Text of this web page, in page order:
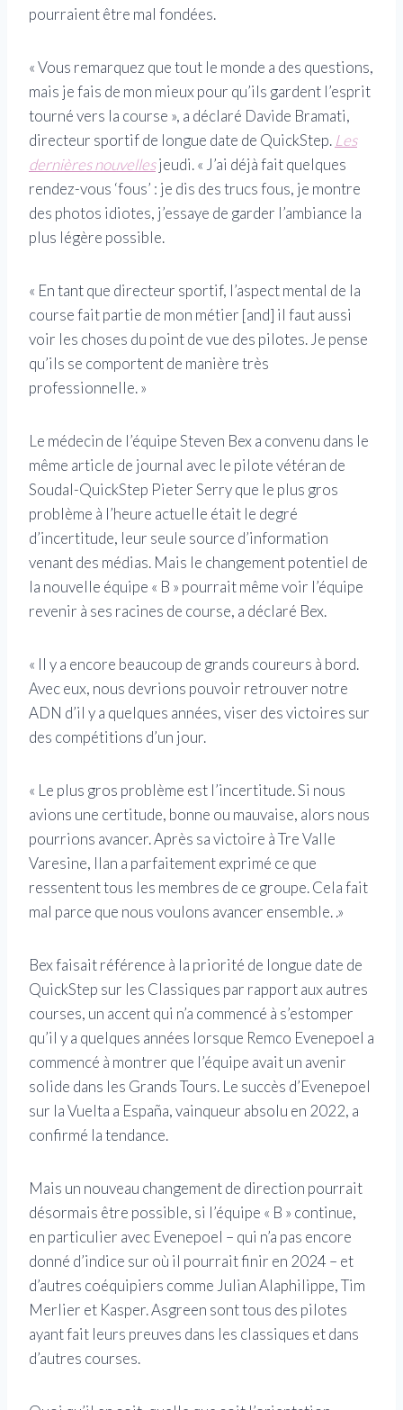
pourraient être mal fondées.
« Vous remarquez que tout le monde a des questions,
mais je fais de mon mieux pour qu’ils gardent l’esprit
tourné vers la course », a déclaré Davide Bramati,
directeur sportif de longue date de QuickStep. Les
dernières nouvellesjeudi. « J’ai déjà fait quelques
rendez-vous ‘fous’ : je dis des trucs fous, je montre
des photos idiotes, j’essaye de garder l’ambiance la
plus légère possible.
« En tant que directeur sportif, l’aspect mental de la
course fait partie de mon métier [and] il faut aussi
voir les choses du point de vue des pilotes. Je pense
qu’ils se comportent de manière très
professionnelle. »
Le médecin de l’équipe Steven Bex a convenu dans le
même article de journal avec le pilote vétéran de
Soudal-QuickStep Pieter Serry que le plus gros
problème à l’heure actuelle était le degré
d’incertitude, leur seule source d’information
venant des médias. Mais le changement potentiel de
la nouvelle équipe « B » pourrait même voir l’équipe
revenir à ses racines de course, a déclaré Bex.
« Il y a encore beaucoup de grands coureurs à bord.
Avec eux, nous devrions pouvoir retrouver notre
ADN d’il y a quelques années, viser des victoires sur
des compétitions d’un jour.
« Le plus gros problème est l’incertitude. Si nous
avions une certitude, bonne ou mauvaise, alors nous
pourrions avancer. Après sa victoire à Tre Valle
Varesine, Ilan a parfaitement exprimé ce que
ressentent tous les membres de ce groupe. Cela fait
mal parce que nous voulons avancer ensemble. .»
Bex faisait référence à la priorité de longue date de
QuickStep sur les Classiques par rapport aux autres
courses, un accent qui n’a commencé à s’estomper
qu’il y a quelques années lorsque Remco Evenepoel a
commencé à montrer que l’équipe avait un avenir
solide dans les Grands Tours. Le succès d’Evenepoel
sur la Vuelta a España, vainqueur absolu en 2022, a
confirmé la tendance.
Mais un nouveau changement de direction pourrait
désormais être possible, si l’équipe « B » continue,
en particulier avec Evenepoel – qui n’a pas encore
donné d’indice sur où il pourrait finir en 2024 – et
d’autres coéquipiers comme Julian Alaphilippe, Tim
Merlier et Kasper. Asgreen sont tous des pilotes
ayant fait leurs preuves dans les classiques et dans
d’autres courses.